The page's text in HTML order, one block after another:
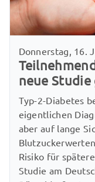
Donnerstag, 16.
neue Studie
Typ-2-Diabetes
eigentlichen
aber auf lange
Risiko für
Studie am